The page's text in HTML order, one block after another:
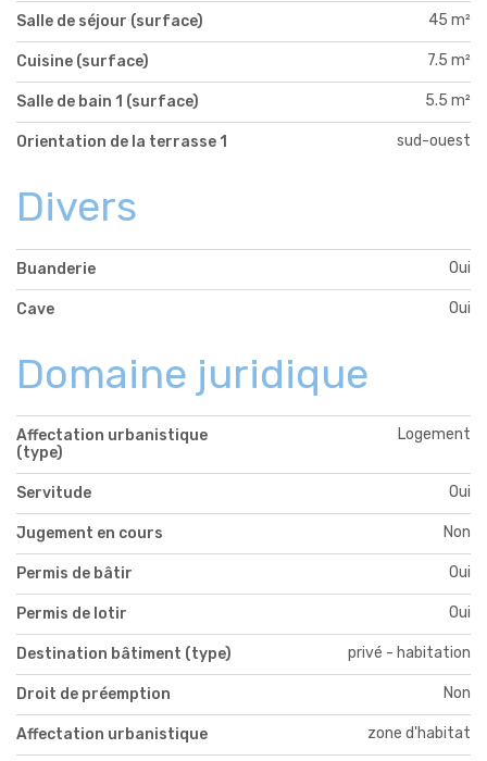
Salle de séjour (surface) 45 m²
Cuisine (surface) 7.5 m²
Salle de bain 1 (surface) 5.5 m²
Orientation de la terrasse 1 sud-ouest
Divers
Buanderie Oui
Cave Oui
Domaine juridique
Affectation urbanistique
(type)
Logement
Servitude Oui
Jugement en cours Non
Permis de bâtir Oui
Permis de lotir Oui
Destination bâtiment (type) privé - habitation
Droit de préemption Non
Affectation urbanistique zone d'habitat